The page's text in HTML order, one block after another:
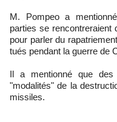
M. Pompeo a
parties se rencontreraient
pour parler du
tués pendant la guerre de
Il a mentionné que
"modalités" de la
missiles.